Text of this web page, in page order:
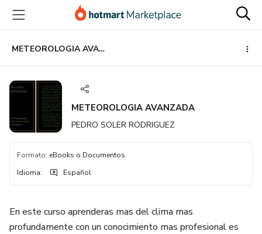
principal
página
de
página
METEOROLOGIA AVANZADA
METEOROLOGIA AVANZADA
PEDRO SOLER RODRIGUEZ
Formato: eBooks o Documentos
Idioma: Español
En este curso aprenderas mas del clima mas
profundamente con un conocimiento mas profesional es